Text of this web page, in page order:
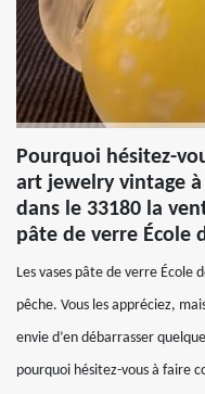
Pourquoi hésitez-
art jewelry vintage à
dans le 33180 la
pâte de verre École
Les vases pâte de verre École
pêche. Vous les appréciez,
envie d’en débarrasser
pourquoi hésitez-vous à faire